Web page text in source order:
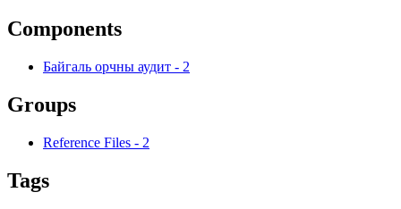
Components
Байгаль орчны аудит - 2
Groups
Reference Files - 2
Tags